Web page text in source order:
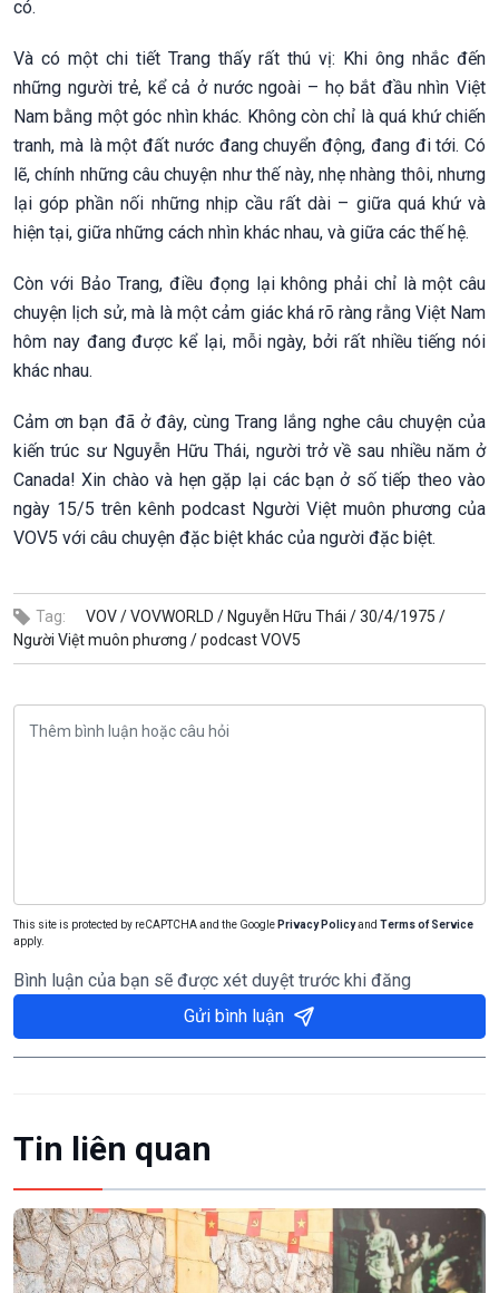
có.
Và có một chi tiết Trang thấy rất thú vị: Khi ông nhắc đến
những người trẻ, kể cả ở nước ngoài – họ bắt đầu nhìn Việt
Nam bằng một góc nhìn khác. Không còn chỉ là quá khứ chiến
tranh, mà là một đất nước đang chuyển động, đang đi tới. Có
lẽ, chính những câu chuyện như thế này, nhẹ nhàng thôi, nhưng
lại góp phần nối những nhịp cầu rất dài – giữa quá khứ và
hiện tại, giữa những cách nhìn khác nhau, và giữa các thế hệ.
Còn với Bảo Trang, điều đọng lại không phải chỉ là một câu
chuyện lịch sử, mà là một cảm giác khá rõ ràng rằng Việt Nam
hôm nay đang được kể lại, mỗi ngày, bởi rất nhiều tiếng nói
khác nhau.
Cảm ơn bạn đã ở đây, cùng Trang lắng nghe câu chuyện của
kiến trúc sư Nguyễn Hữu Thái, người trở về sau nhiều năm ở
Canada! Xin chào và hẹn gặp lại các bạn ở số tiếp theo vào
ngày 15/5 trên kênh podcast Người Việt muôn phương của
VOV5 với câu chuyện đặc biệt khác của người đặc biệt.
Tag: VOV /VOVWORLD / Nguyễn Hữu Thái /30/4/1975 /
Người Việt muôn phương /podcast VOV5
This site is protected by reCAPTCHA and the Google Privacy Policyand Terms of Service
apply.
Bình luận của bạn sẽ được xét duyệt trước khi đăng
Gửi bình luận
Tin liên quan